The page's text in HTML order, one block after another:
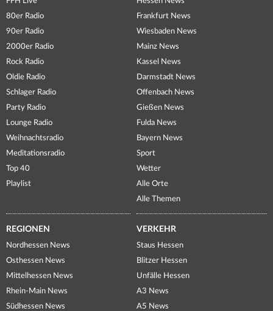
80er Radio
90er Radio
2000er Radio
Rock Radio
Oldie Radio
Schlager Radio
Party Radio
Lounge Radio
Weihnachtsradio
Meditationsradio
Top 40
Playlist
Frankfurt News
Wiesbaden News
Mainz News
Kassel News
Darmstadt News
Offenbach News
Gießen News
Fulda News
Bayern News
Sport
Wetter
Alle Orte
Alle Themen
REGIONEN
Nordhessen News
Osthessen News
Mittelhessen News
Rhein-Main News
Südhessen News
VERKEHR
Staus Hessen
Blitzer Hessen
Unfälle Hessen
A3 News
A5 News